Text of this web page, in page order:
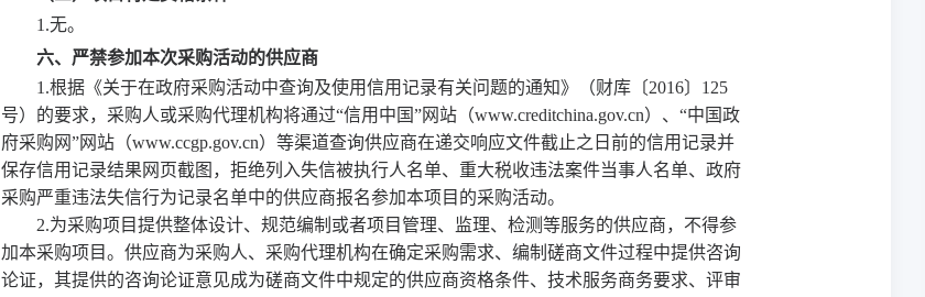
1.无。
六、严禁参加本次采购活动的供应商
1.根据《关于在政府采购活动中查询及使用信用记录有关问题的通知》（财库〔2016〕125
号）的要求，采购人或采购代理机构将通过“信用中国”网站（www.creditchina.gov.cn）、“中国政
府采购网”网站（www.ccgp.gov.cn）等渠道查询供应商在递交响应文件截止之日前的信用记录并
保存信用记录结果网页截图，拒绝列入失信被执行人名单、重大税收违法案件当事人名单、政府
采购严重违法失信行为记录名单中的供应商报名参加本项目的采购活动。
2.为采购项目提供整体设计、规范编制或者项目管理、监理、检测等服务的供应商，不得参
加本采购项目。供应商为采购人、采购代理机构在确定采购需求、编制磋商文件过程中提供咨询
论证，其提供的咨询论证意见成为磋商文件中规定的供应商资格条件、技术服务商务要求、评审